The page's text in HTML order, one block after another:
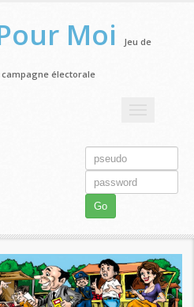
Moi Jeu de
électorale
Go